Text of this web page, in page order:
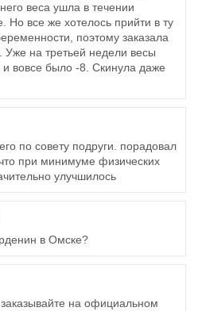
веса ушла в течении
Но все же хотелось прийти в ту
поэтому заказала
Уже на третьей недели весы
и вовсе было -8. Скинула даже
по совету подруги. порадовал
при минимуме физических
улучшилось
в Омске?
на официальном